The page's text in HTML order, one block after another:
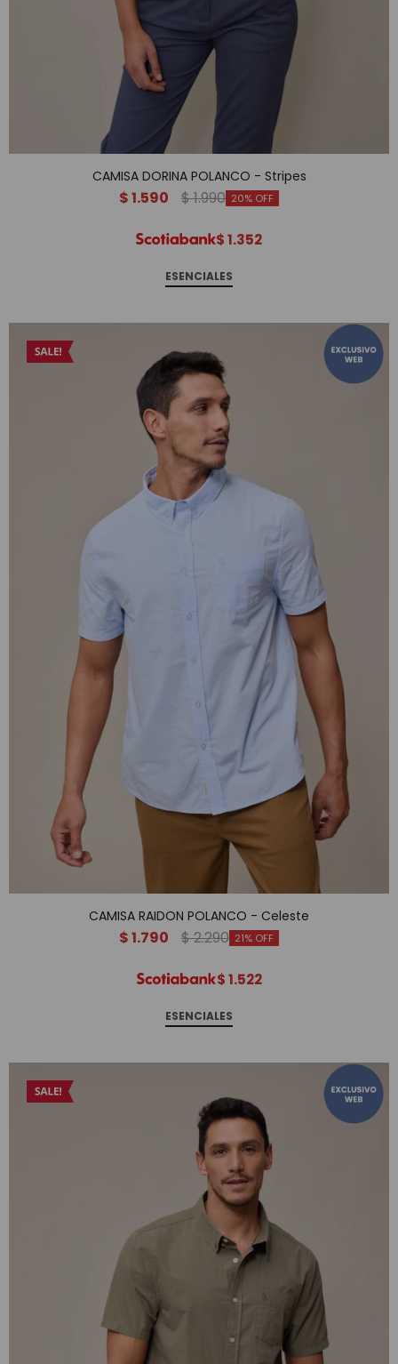
CAMISA DORINA POLANCO - Stripes
$1.590 $1.990 20
$1.352
ESENCIALES
CAMISA RAIDON POLANCO - Celeste
$1.790 $2.290 21
$1.522
ESENCIALES